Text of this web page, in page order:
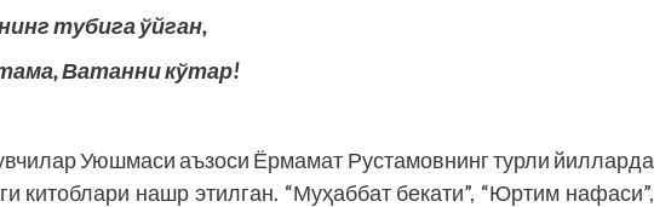
тубига ўйган,
Ватанни кўтар!
Уюшмаси аъзоси Ёрмамат Рустамовнинг турли йилларда
китоблари нашр этилган. “Муҳаббат бекати”, “Юртим нафаси”,